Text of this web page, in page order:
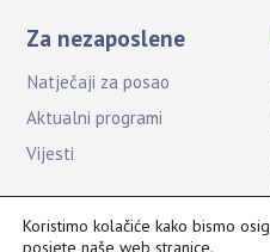
Za nezaposlene
Natječaji za posao
Aktualni programi
Vijesti
Koristimo kolačiće kako bismo
posjete naše web stranice.